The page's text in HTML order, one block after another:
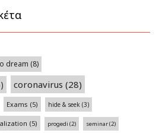
dream (8)
coronavirus (28)
Exams (5) hide & seek (3)
(5) progedi (2) seminar(2)